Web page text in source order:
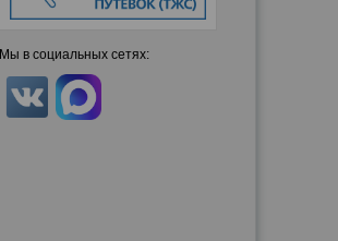
Мы в социальных сетях: